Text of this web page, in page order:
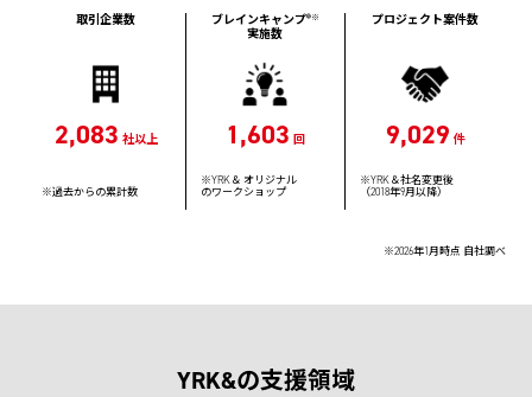
取引企業数
2,083 社以上
※過去からの累計数
ブレインキャンプ®※
実施数
1,603 回
※YRK＆ オリジナル
のワークショップ
プロジェクト案件数
9,029 件
※YRK＆社名変更後
（2018年9月以降）
※2026年1月時点 自社調べ
YRK&の支援領域